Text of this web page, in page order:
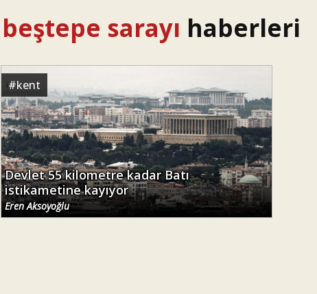
beştepe sarayı haberleri
#kent
Devlet 55 kilometre kadar Batı
istikametine kayıyor
Eren Aksoyoğlu